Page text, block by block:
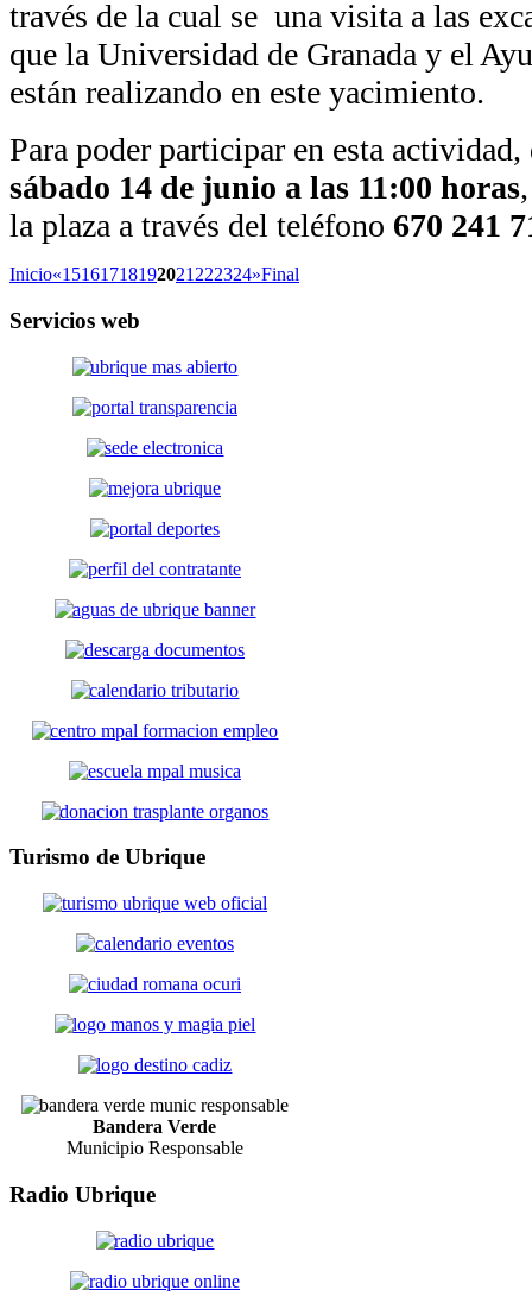
través de la cual se una visita a las
que la Universidad de Granada y el
están realizando en este yacimiento.
Para poder participar en esta
sábado 14 de junio a las 11:00 horas
la plaza a través del teléfono 670 241
Inicio«15161718192021 222324»Final
Servicios web
Turismo de Ubrique
Bandera Verde
Municipio Responsable
Radio Ubrique